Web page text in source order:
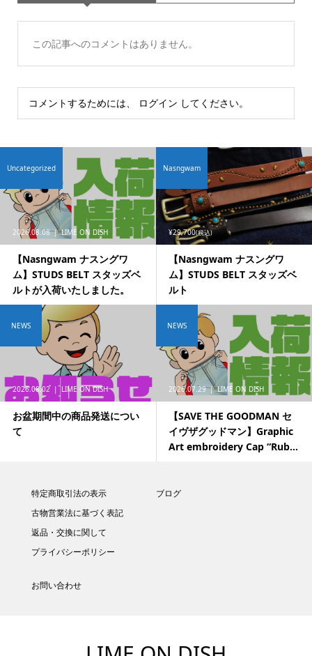
この記事へのコメントはありません。
コメントするためには、 ログイン してください。
2026.08.08 LIME ON DISH
【Nasngwam ナスングワ
ム】STUDS BELT スタッズベ
ルトが入荷いたしました。
Uncategorized
¥29,700(税込)
【Nasngwam ナスングワ
ム】STUDS BELT スタッズベ
ルト
Nasngwam
2026.08.02 LIME ON DISH
お盆期間中の商品発送につい
て
NEWS
2026.07.29 LIME ON DISH
【SAVE THE GOODMAN セ
イヴザグッドマン】Graphic
Art embroidery Cap “Rub...
NEWS
特定商取引法の表示
古物営業法に基づく表記
返品・交換に関して
プライバシーポリシー
ブログ
お問い合わせ